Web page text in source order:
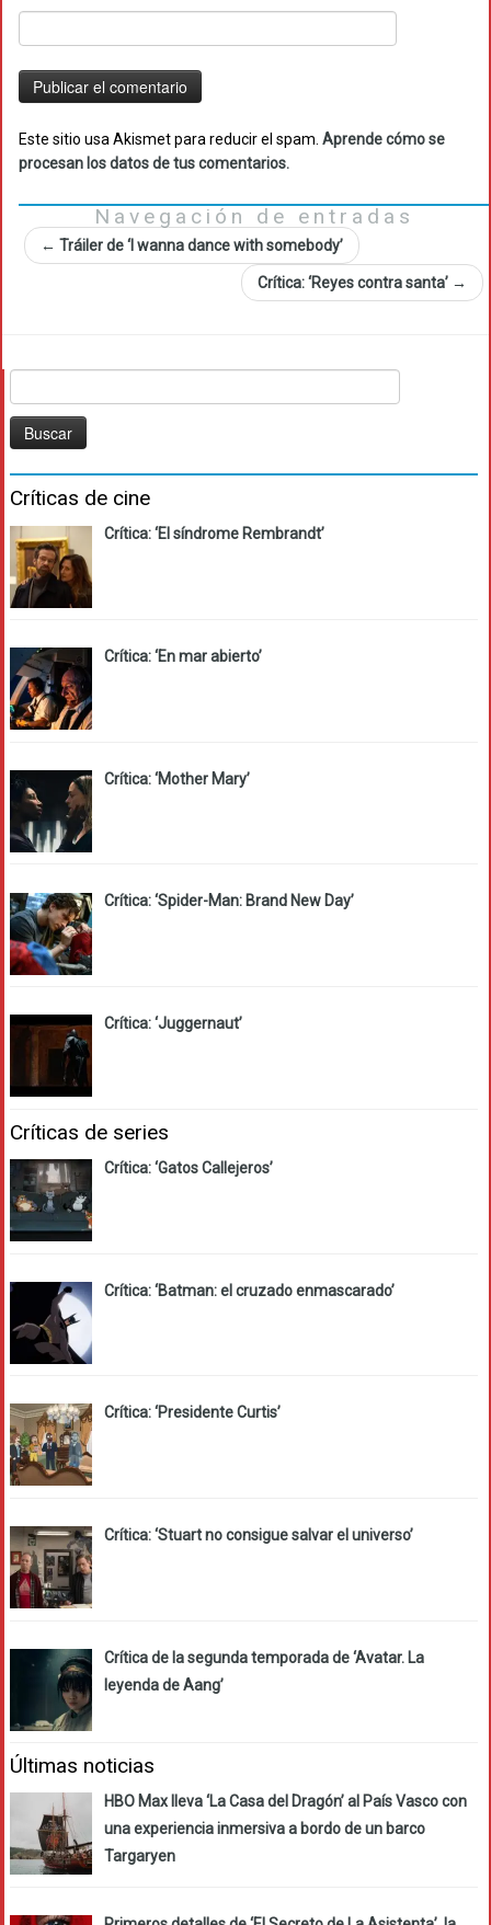
Este sitio usa Akismet para reducir el spam. Aprende cómo se
procesan los datos de tus comentarios.
Navegación de entradas
← Tráiler de ‘I wanna dance with somebody’
Crítica: ‘Reyes contra santa’ →
Críticas de cine
Crítica: ‘El síndrome Rembrandt’
Crítica: ‘En mar abierto’
Crítica: ‘Mother Mary’
Crítica: ‘Spider-Man: Brand New Day’
Crítica: ‘Juggernaut’
Críticas de series
Crítica: ‘Gatos Callejeros’
Crítica: ‘Batman: el cruzado enmascarado’
Crítica: ‘Presidente Curtis’
Crítica: ‘Stuart no consigue salvar el universo’
Crítica de la segunda temporada de ‘Avatar. La
leyenda de Aang’
Últimas noticias
HBO Max lleva ‘La Casa del Dragón’ al País Vasco con
una experiencia inmersiva a bordo de un barco
Targaryen